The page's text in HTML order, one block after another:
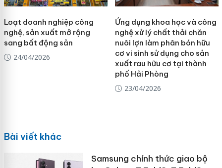
Loạt doanh nghiệp công
nghệ, sản xuất mở rộng
sang bất động sản
24/04/2026
Ứng dụng khoa học và công
nghệ xử lý chất thải chăn
nuôi lợn làm phân bón hữu
cơ vi sinh sử dụng cho sản
xuất rau hữu cơ tại thành
phố Hải Phòng
23/04/2026
Bài viết khác
Samsung chính thức giao bộ